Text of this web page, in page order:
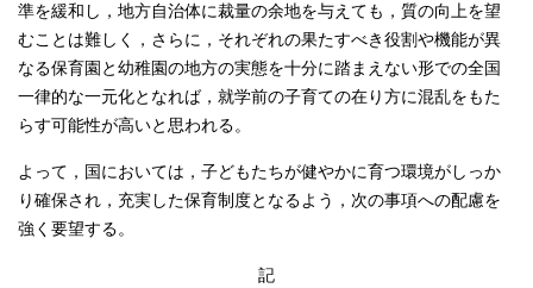
準を緩和し，地方自治体に裁量の余地を与えても，質の向上を望
むことは難しく，さらに，それぞれの果たすべき役割や機能が異
なる保育園と幼稚園の地方の実態を十分に踏まえない形での全国
一律的な一元化となれば，就学前の子育ての在り方に混乱をもた
らす可能性が高いと思われる。
よって，国においては，子どもたちが健やかに育つ環境がしっか
り確保され，充実した保育制度となるよう，次の事項への配慮を
強く要望する。
記